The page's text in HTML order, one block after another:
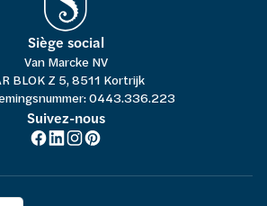
Siège social
Van Marcke NV
BLOK Z 5, 8511 Kortrijk
0443.336.223
Suivez-nous